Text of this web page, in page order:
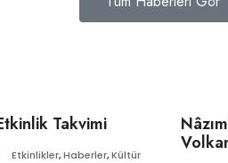
Takvimi
Etkinlikler,Haberler,Kültür